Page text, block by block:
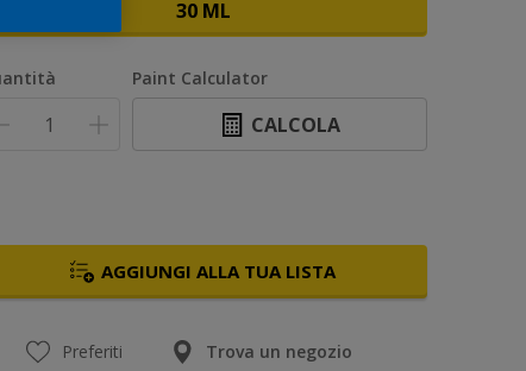
30 ML
Paint Calculator
CALCOLA
AGGIUNGI ALLA TUA LISTA
Preferiti Trova un negozio